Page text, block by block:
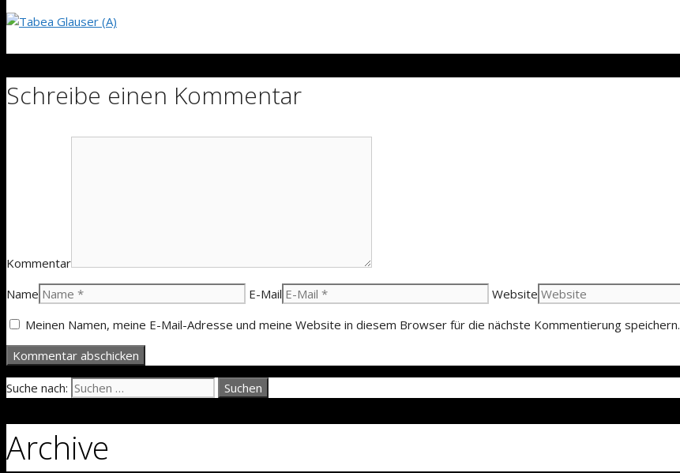
Schreibe einen Kommentar
Kommentar
Name
E-Mail
Website
Meinen Namen, meine E-Mail-Adresse und meine Website in diesem Browser für die nächste Kommentierung speichern.
Suche nach:
Archive